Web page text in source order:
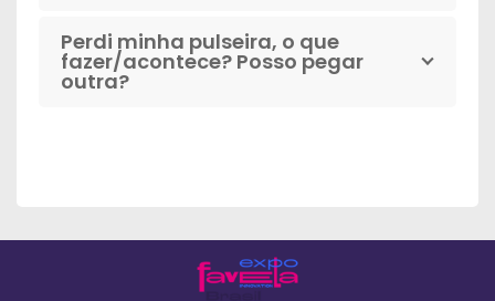
Perdi minha pulseira, o que
fazer/acontece? Posso pegar
outra?